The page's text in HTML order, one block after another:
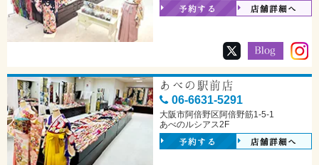
予約する 店舗詳細へ
あべの駅前店
06-6631-5291
大阪市阿倍野区阿倍野筋1-5-1
あべのルシアス2F
予約する 店舗詳細へ